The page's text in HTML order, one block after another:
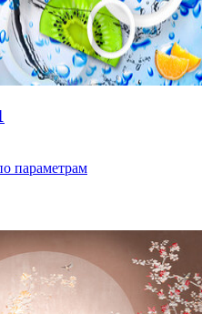
параметрам